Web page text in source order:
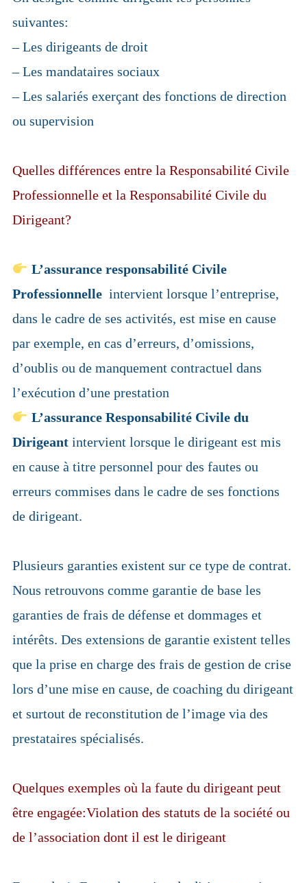
suivantes:
– Les dirigeants de droit
– Les mandataires sociaux
– Les salariés exerçant des fonctions de direction
ou supervision
Quelles différences entre la Responsabilité Civile
Professionnelle et la Responsabilité Civile du
Dirigeant?
L’assurance responsabilité Civile
Professionnelleintervient lorsque l’entreprise,
dans le cadre de ses activités, est mise en cause
par exemple, en cas d’erreurs, d’omissions,
d’oublis ou de manquement contractuel dans
l’exécution d’une prestation
L’assurance Responsabilité Civile du
Dirigeant intervient lorsque le dirigeant est mis
en cause à titre personnel pour des fautes ou
erreurs commises dans le cadre de ses fonctions
de dirigeant.
Plusieurs garanties existent sur ce type de contrat.
Nous retrouvons comme garantie de base les
garanties de frais de défense et dommages et
intérêts. Des extensions de garantie existent telles
que la prise en charge des frais de gestion de crise
lors d’une mise en cause, de coaching du dirigeant
et surtout de reconstitution de l’image via des
prestataires spécialisés.
Quelques exemples où la faute du dirigeant peut
être engagée:Violation des statuts de la société ou
de l’association dont il est le dirigeant